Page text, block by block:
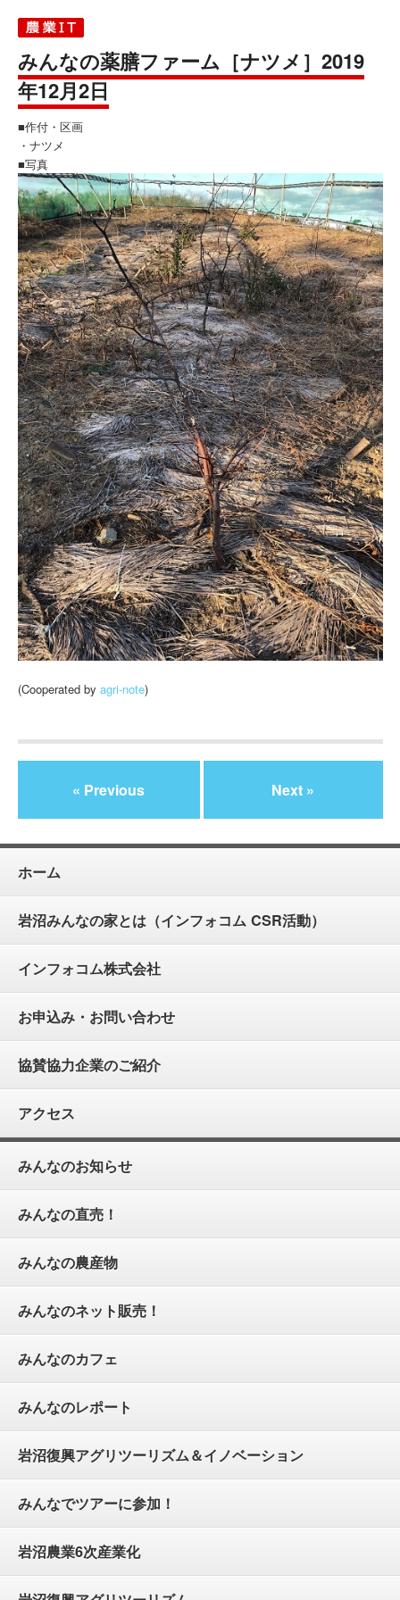
みんなの薬膳ファーム［ナツメ］2019
年12月2日
■作付・区画
・ナツメ
■写真
(Cooperated by agri-note)
« Previous Next »
ホーム
岩沼みんなの家とは（インフォコム CSR活動）
インフォコム株式会社
お申込み・お問い合わせ
協賛協力企業のご紹介
アクセス
みんなのお知らせ
みんなの直売！
みんなの農産物
みんなのネット販売！
みんなのカフェ
みんなのレポート
岩沼復興アグリツーリズム＆イノベーション
みんなでツアーに参加！
岩沼農業6次産業化